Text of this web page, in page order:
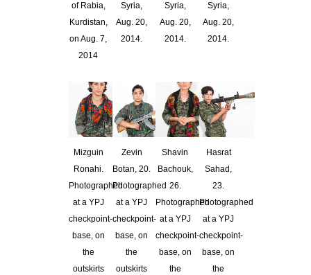
of Rabia,
Kurdistan,
on Aug. 7,
2014
Syria,
Aug. 20,
2014.
Syria,
Aug. 20,
2014.
Syria,
Aug. 20,
2014.
Mizguin
Ronahi.
Photographed
at a YPJ
checkpoint-
base, on
the
outskirts
Zevin
Botan, 20.
Photographed
at a YPJ
checkpoint-
base, on
the
outskirts
Shavin
Bachouk,
26.
Photographed
at a YPJ
checkpoint-
base, on
the
Hasrat
Sahad,
23.
Photographed
at a YPJ
checkpoint-
base, on
the